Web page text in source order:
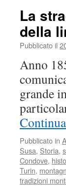
La
della
Pubblicato il
Anno
grande
Pubblicato in
Susa, Storia,
Condove,
Turin,
tradizioni